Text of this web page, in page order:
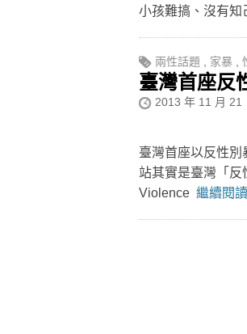
小孩難搞、沒有知
兩性話題 家暴
臺灣首座反
2013 年 11 月 21
臺灣首座以反性別
站其實是臺灣「反
Violence 繼續閱